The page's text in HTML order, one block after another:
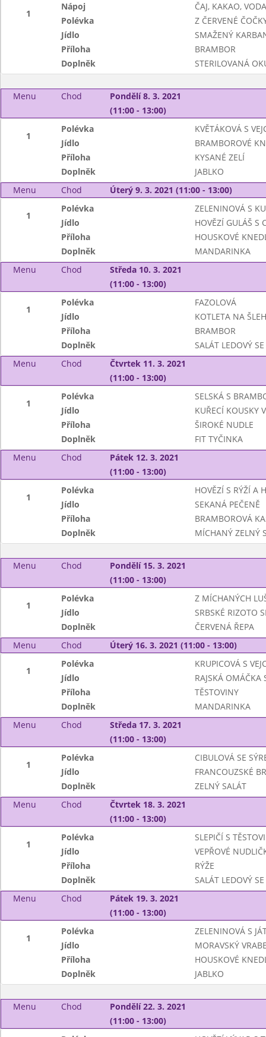
1
Nápoj
ČAJ, KAKAO, VODA
Polévka
Z ČERVENÉ
Jídlo
SMAŽENÝ
Příloha
BRAMBOR
Doplněk
STERILOVANÁ
Menu Chod
Pondělí 8. 3. 2021
(11:00 - 13:00)
1
Polévka
KVĚTÁKOVÁ S
Jídlo
BRAMBOROVÉ
Příloha
KYSANÉ ZELÍ
Doplněk
JABLKO
Menu
Chod Úterý 9. 3. 2021 (11:00 - 13:00)
1
Polévka
ZELENINOVÁ S
Jídlo
HOVĚZÍ GULÁŠ S
Příloha
HOUSKOVÉ
Doplněk
MANDARINKA
Menu
Chod
Středa 10. 3. 2021
(11:00 - 13:00)
1
Polévka
FAZOLOVÁ
Jídlo
KOTLETA NA
Příloha
BRAMBOR
Doplněk
SALÁT LEDOVÝ
Menu
Chod
Čtvrtek 11. 3. 2021
(11:00 - 13:00)
1
Polévka
SELSKÁ S
Jídlo
KUŘECÍ KOUSKY
Příloha
ŠIROKÉ NUDLE
Doplněk
FIT TYČINKA
Menu
Chod
Pátek 12. 3. 2021
(11:00 - 13:00)
1
Polévka
HOVĚZÍ S RÝŽÍ A
Jídlo
SEKANÁ PEČENĚ
Příloha
BRAMBOROVÁ
Doplněk
MÍCHANÝ ZELNÝ
Menu Chod
Pondělí 15. 3. 2021
(11:00 - 13:00)
1
Polévka
Z MÍCHANÝCH
Jídlo
SRBSKÉ RIZOTO
Doplněk
ČERVENÁ ŘEPA
Menu
Chod Úterý 16. 3. 2021 (11:00 - 13:00)
1
Polévka
KRUPICOVÁ S
Jídlo
RAJSKÁ
Příloha
TĚSTOVINY
Doplněk
MANDARINKA
Menu
Chod
Středa 17. 3. 2021
(11:00 - 13:00)
1
Polévka
CIBULOVÁ SE
Jídlo
FRANCOUZSKÉ
Doplněk
ZELNÝ SALÁT
Menu
Chod
Čtvrtek 18. 3. 2021
(11:00 - 13:00)
1
Polévka
SLEPIČÍ S
Jídlo
VEPŘOVÉ
Příloha
RÝŽE
Doplněk
SALÁT LEDOVÝ
Menu
Chod
Pátek 19. 3. 2021
(11:00 - 13:00)
1
Polévka
ZELENINOVÁ S
Jídlo
MORAVSKÝ
Příloha
HOUSKOVÉ
Doplněk
JABLKO
Menu Chod
Pondělí 22. 3. 2021
(11:00 - 13:00)